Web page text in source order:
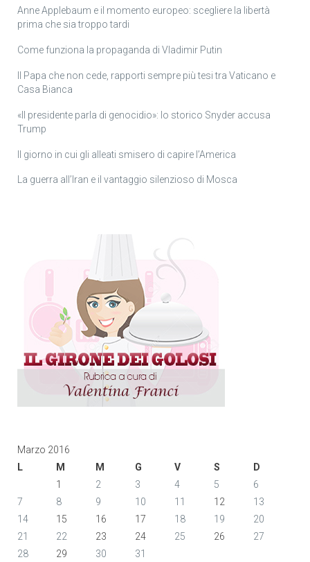
Anne Applebaum e il momento europeo: scegliere la libertà
prima che sia troppo tardi
Come funziona la propaganda di Vladimir Putin
Il Papa che non cede, rapporti sempre più tesi tra Vaticano e
Casa Bianca
«Il presidente parla di genocidio»: lo storico Snyder accusa
Trump
Il giorno in cui gli alleati smisero di capire l’America
La guerra all’Iran e il vantaggio silenzioso di Mosca
Marzo 2016
L
M M G V S
D
1
2 3 4 5
6
7
8 9 10 11 12
13
14
15 16 17 18 19
20
21
22 23 24 25 26
27
28
29 30
31